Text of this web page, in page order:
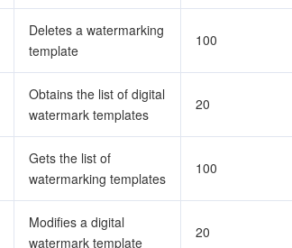
Deletes a watermarking
template
100
Obtains the list of digital
watermark templates
20
Gets the list of
watermarking templates
100
Modifies a digital
watermark template
20